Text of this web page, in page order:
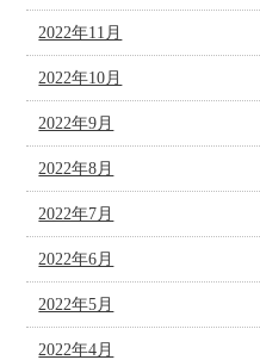
2022年11月
2022年10月
2022年9月
2022年8月
2022年7月
2022年6月
2022年5月
2022年4月